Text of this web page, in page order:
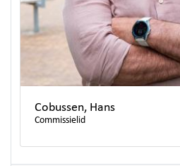
Cobussen, Hans
Commissielid